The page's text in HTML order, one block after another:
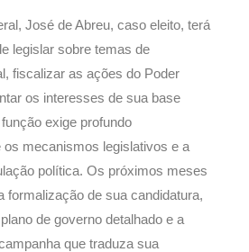
José de Abreu, caso eleito, terá
legislar sobre temas de
fiscalizar as ações do Poder
os interesses de sua base
exige profundo
mecanismos legislativos e a
política. Os próximos meses
formalização de sua candidatura,
de governo detalhado e a
que traduza sua